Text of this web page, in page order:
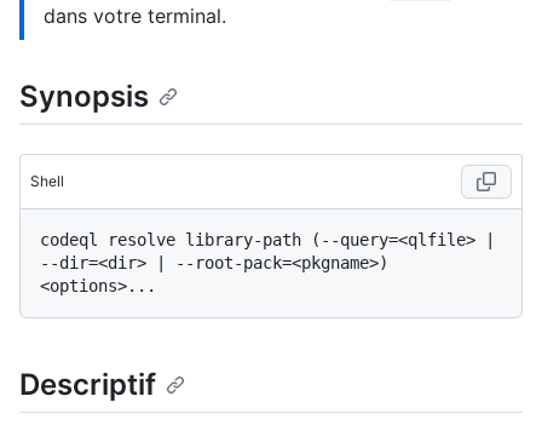
dans votre terminal.
Synopsis
Shell
codeql resolve library-path (--query=<qlfile> |
--dir=<dir> | --root-pack=<pkgname>)
Descriptif